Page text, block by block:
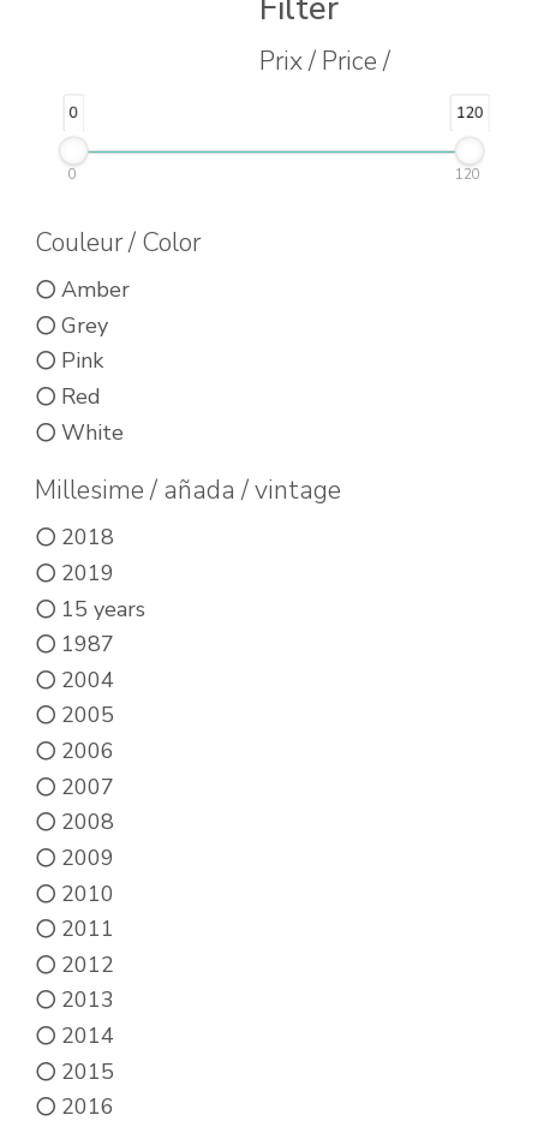
Prix / Price /
0 120
0 120
Couleur / Color
Amber
Grey
Pink
Red
White
Millesime / añada / vintage
2018
2019
15 years
1987
2004
2005
2006
2007
2008
2009
2010
2011
2012
2013
2014
2015
2016